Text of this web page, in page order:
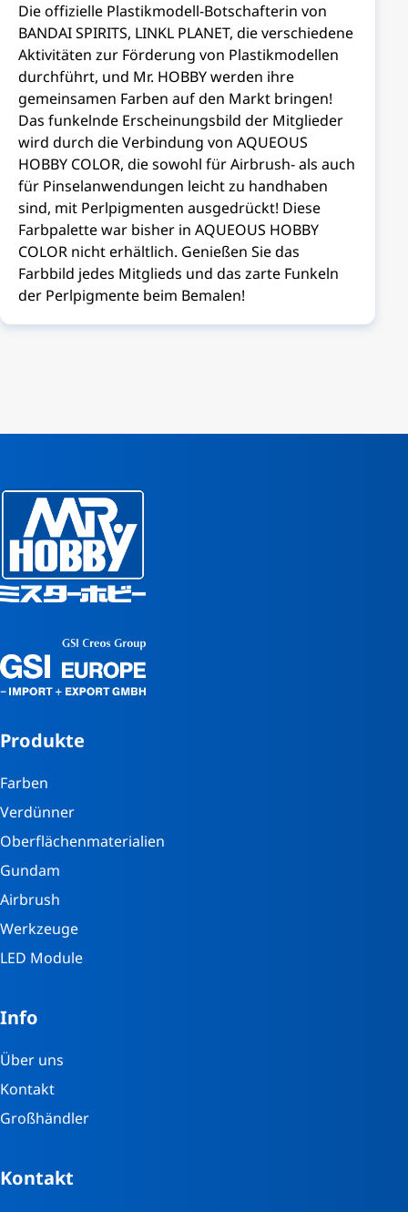
Die offizielle Plastikmodell-Botschafterin von
BANDAI SPIRITS, LINKL PLANET, die verschiedene
Aktivitäten zur Förderung von Plastikmodellen
durchführt, und Mr. HOBBY werden ihre
gemeinsamen Farben auf den Markt bringen!
Das funkelnde Erscheinungsbild der Mitglieder
wird durch die Verbindung von AQUEOUS
HOBBY COLOR, die sowohl für Airbrush- als auch
für Pinselanwendungen leicht zu handhaben
sind, mit Perlpigmenten ausgedrückt! Diese
Farbpalette war bisher in AQUEOUS HOBBY
COLOR nicht erhältlich. Genießen Sie das
Farbbild jedes Mitglieds und das zarte Funkeln
der Perlpigmente beim Bemalen!
Produkte
Farben
Verdünner
Oberflächenmaterialien
Gundam
Airbrush
Werkzeuge
LED Module
Info
Über uns
Kontakt
Großhändler
Kontakt